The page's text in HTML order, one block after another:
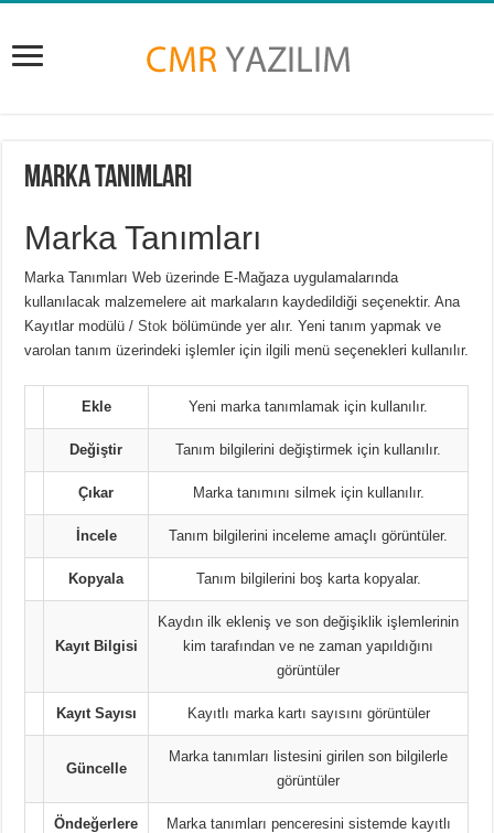
Marka Tanımları
Marka Tanımları
Marka Tanımları Web üzerinde E-Mağaza uygulamalarında
kullanılacak malzemelere ait markaların kaydedildiği seçenektir. Ana
Kayıtlar modülü /Stok bölümünde yer alır. Yeni tanım yapmak ve
varolan tanım üzerindeki işlemler için ilgili menü seçenekleri kullanılır.
Ekle Yeni marka tanımlamak için kullanılır.
Değiştir Tanım bilgilerini değiştirmek için kullanılır.
Çıkar Marka tanımını silmek için kullanılır.
İncele Tanım bilgilerini inceleme amaçlı görüntüler.
Kopyala Tanım bilgilerini boş karta kopyalar.
Kayıt Bilgisi
Kaydın ilk ekleniş ve son değişiklik işlemlerinin
kim tarafından ve ne zaman yapıldığını
görüntüler
Kayıt Sayısı Kayıtlı marka kartı sayısını görüntüler
Güncelle
Marka tanımları listesini girilen son bilgilerle
görüntüler
Öndeğerlere
Marka tanımları penceresini sistemde kayıtlı